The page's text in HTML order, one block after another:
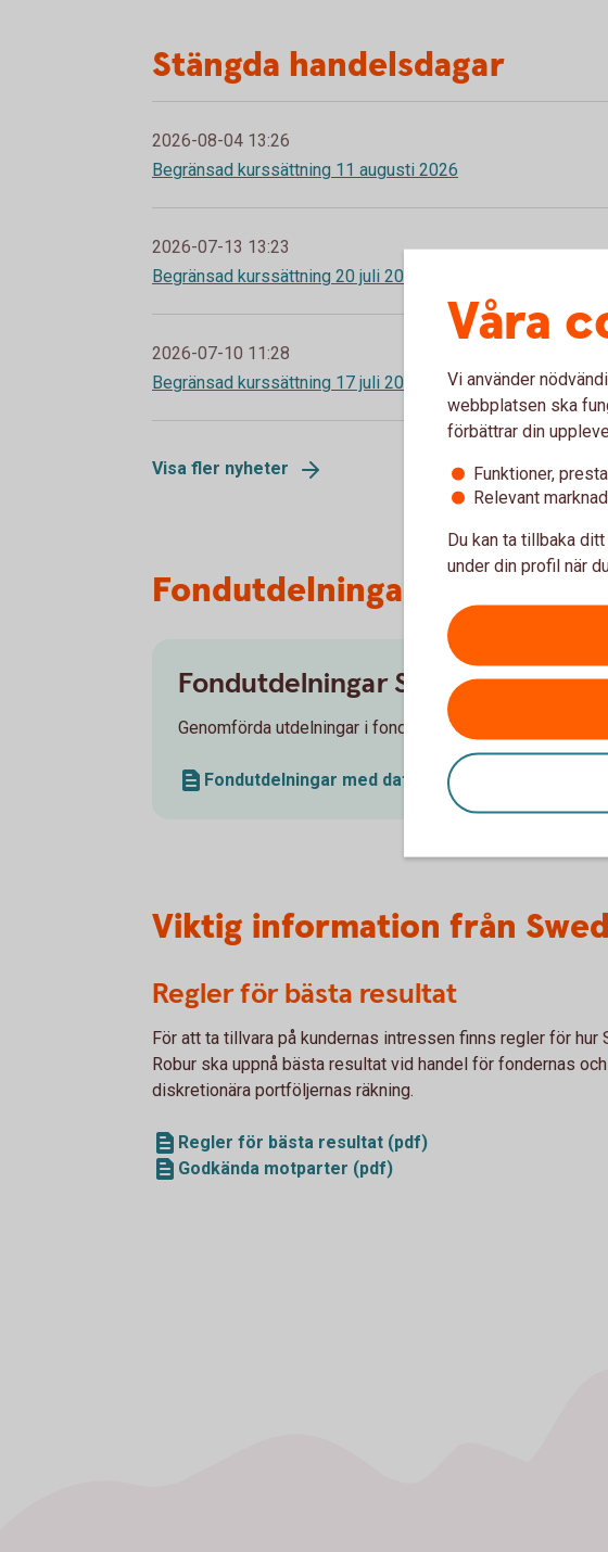
Stängda handelsdagar
2026-08-04 13:26
Begränsad kurssättning 11 augusti 2026
2026-07-13 13:23
Begränsad kurssättning 20 juli 2026
2026-07-10 11:28
Begränsad kurssättning 17 juli 2026
Visa fler nyheter
Fondutdelningar
Fondutdelningar Swedbank Robur
Genomförda utdelningar i fonder med utdelande
Fondutdelningar med datum (pdf)
Viktig information från
Regler för bästa resultat
För att ta tillvara på kundernas intressen finns regler för hur
Robur ska uppnå bästa resultat vid handel för fondernas
diskretionära portföljernas räkning.
Regler för bästa resultat (pdf)
Godkända motparter (pdf)
Våra
Vi använder
webbplatsen ska
förbättrar din
Funktioner,
Relevant
Du kan ta tillbaka
under din profil när